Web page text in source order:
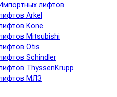
лифтов
Arkel
Kone
Mitsubishi
Otis
Schindler
ThyssenKrupp
МЛЗ